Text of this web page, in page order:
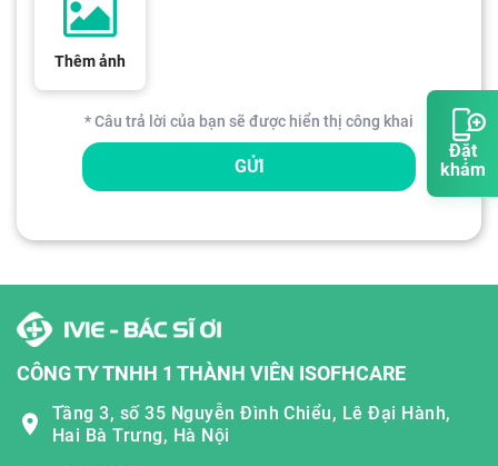
Đặt
khám
Thêm ảnh
* Câu trả lời của bạn sẽ được hiển thị công khai
GỬI
CÔNG TY TNHH 1 THÀNH VIÊN ISOFHCARE
Tầng 3, số 35 Nguyễn Đình Chiểu, Lê Đại Hành,
Hai Bà Trưng, Hà Nội